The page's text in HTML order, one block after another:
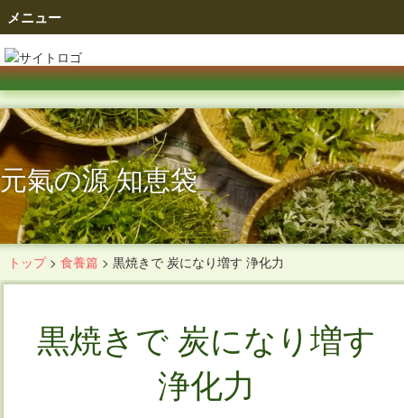
メニュー
元氣の源 知恵袋
トップ> 食養篇 > 黒焼きで 炭になり増す 浄化力
黒焼きで 炭になり増す
浄化力